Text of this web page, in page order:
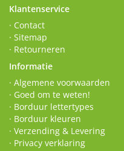
Klantenservice
· Contact
· Sitemap
· Retourneren
Informatie
· Algemene voorwaarden
· Goed om te weten!
· Borduur lettertypes
· Borduur kleuren
· Verzending & Levering
· Privacy verklaring